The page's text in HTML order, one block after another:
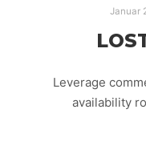
Januar
Leverage
availability